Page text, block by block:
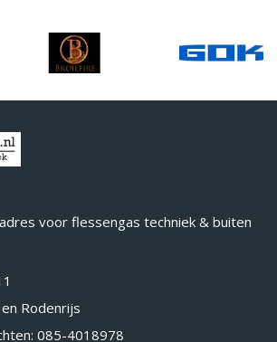
voor flessengas techniek & buiten
Rodenrijs
085-4018978